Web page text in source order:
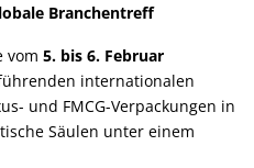
Branchentreff
vom 5. bis 6. Februar
internationalen
und FMCG-Verpackungen in
Säulen unter einem